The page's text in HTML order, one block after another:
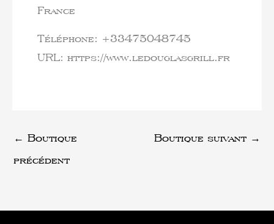
France
Téléphone: +33475048745
URL: https://www.ledouglasgrill.fr
← Boutique
précédent
Boutique suivant →